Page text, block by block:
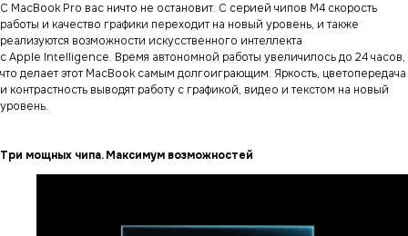
С MacBook Pro вас ничто не остановит. С серией чипов M4 скорость
работы и качество графики переходит на новый уровень, и также
реализуются возможности искусственного интеллекта
с Apple Intelligence. Время автономной работы увеличилось до 24 часов,
что делает этот MacBook самым долгоиграющим. Яркость, цветопередача
и контрастность выводят работу с графикой, видео и текстом на новый
уровень.
Три мощных чипа. Максимум возможностей